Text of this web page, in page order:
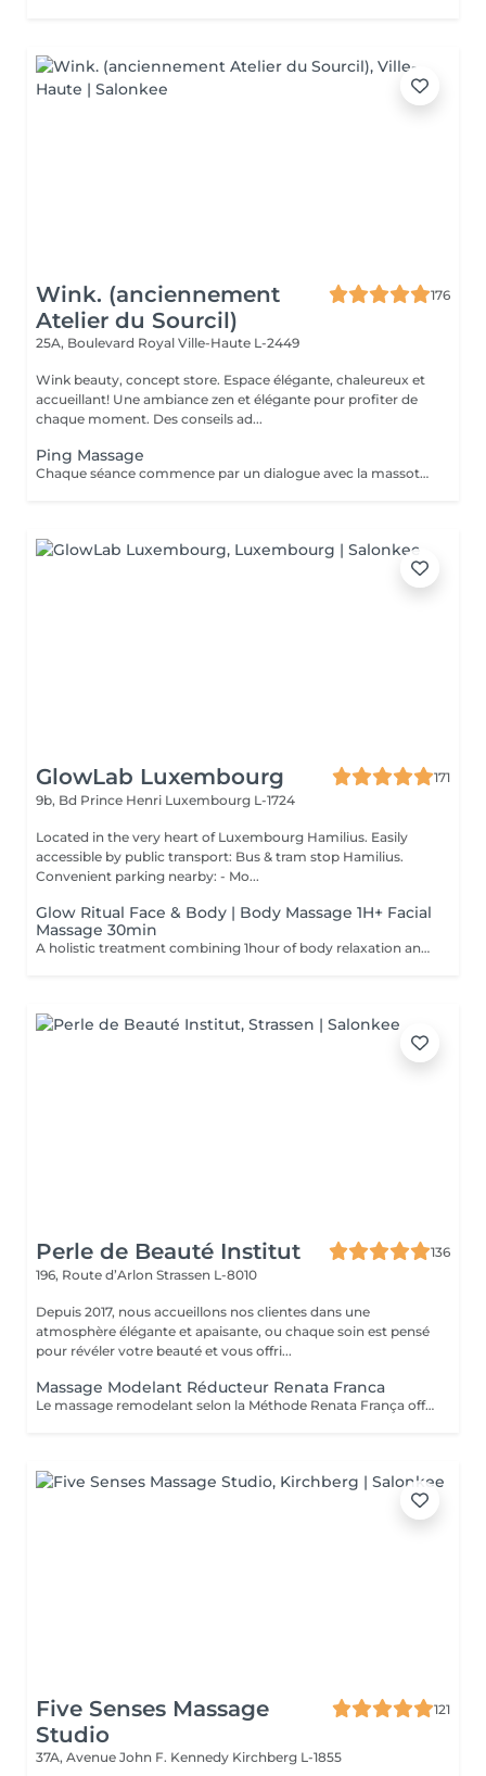
Wink. (anciennement
Atelier du Sourcil)
176
25A, Boulevard Royal Ville-Haute L-2449
Wink beauty, concept store. Espace élégante, chaleureux et
accueillant! Une ambiance zen et élégante pour profiter de
chaque moment. Des conseils ad...
Ping Massage
Chaque séance commence par un dialogue avec la massothérapeute, pour comprendre vos besoins et créer une séance sur-mesure.
GlowLab Luxembourg
171
9b, Bd Prince Henri Luxembourg L-1724
Located in the very heart of Luxembourg Hamilius. Easily
accessible by public transport: Bus & tram stop Hamilius.
Convenient parking nearby: - Mo...
Glow Ritual Face & Body | Body Massage 1H+ Facial
Massage 30min
A holistic treatment combining 1hour of body relaxation and 30min of facial massage for complete rejuvenation. Why clients choose it: - Full relaxation - Skin + body experience - Signature SPA feeling
Perle de Beauté Institut
136
196, Route d’Arlon Strassen L-8010
Depuis 2017, nous accueillons nos clientes dans une
atmosphère élégante et apaisante, ou chaque soin est pensé
pour révéler votre beauté et vous offri...
Massage Modelant Réducteur Renata Franca
Le massage remodelant selon la Méthode Renata França offre des résultats surprenants, car il a été conçu pour remodeler les adipocytes, c'est-à-dire déplacer la graisse vers les zones appropriées et ainsi mieux dessiner les contours du corps. Le pétrissage et les glissements ne sont que quelques-unes des manuvres qui promettent de redessiner la silhouette et d'offrir des courbes plus harmonieuses.
Five Senses Massage
Studio
121
37A, Avenue John F. Kennedy Kirchberg L-1855